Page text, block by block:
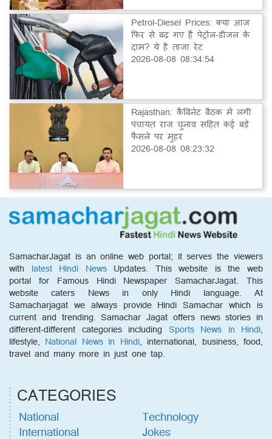
Petrol-Diesel Prices: क्या आज
फिर से बढ़ गए हैं पेट्रोल-डीजल के
दाम? ये है ताजा रेट
2026-08-08 08:34:54
Rajasthan: कैबिनेट बैठक में लगी
पंचायत राज चुनाव सहित कई बड़े
फैसले पर मुहर
2026-08-08 08:23:32
SamacharJagat is an online web portal; it serves the viewers
with latest Hindi NewsUpdates. This website is the web
portal for Famous Hindi Newspaper SamacharJagat. This
website caters News in only Hindi language. At
Samacharjagat we always provide Hindi Samachar which is
current and trending. Samachar Jagat offers news stories in
different-different categories including Sports News in Hindi,
lifestyle, National News in Hindi, international, business, food,
travel and many more in just one tap.
CATEGORIES
National
International
Technology
Jokes